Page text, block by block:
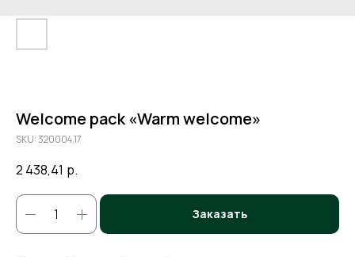
Welcome pack «Warm welcome»
SKU:320004.17
2 438,41 р.
Заказать